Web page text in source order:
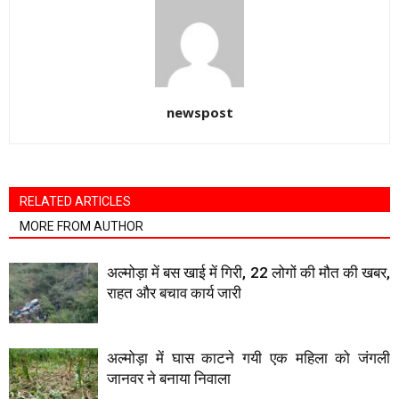
newspost
RELATED ARTICLES
MORE FROM AUTHOR
अल्मोड़ा में बस खाई में गिरी, 22 लोगों की मौत की खबर,
राहत और बचाव कार्य जारी
अल्मोड़ा में घास काटने गयी एक महिला को जंगली
जानवर ने बनाया निवाला